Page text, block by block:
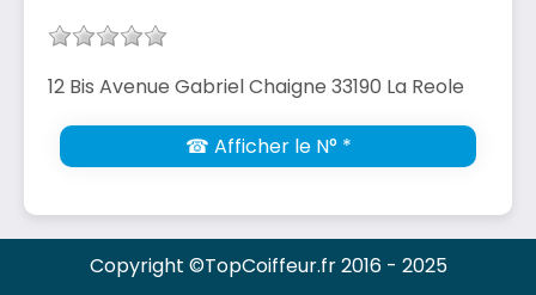
12 Bis Avenue Gabriel Chaigne 33190 La Reole
☎ Afficher le N° *
Copyright ©TopCoiffeur.fr 2016 - 2025